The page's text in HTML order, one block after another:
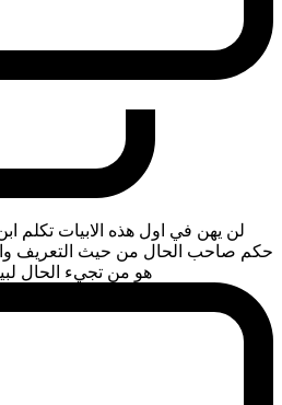
لن يهن في اول هذه الابيات تكلم
حكم صاحب الحال من حيث التعريف
هو من تجيء الحال